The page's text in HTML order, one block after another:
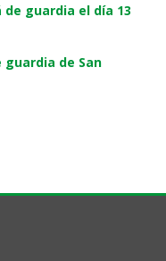
de guardia el día 13
de San